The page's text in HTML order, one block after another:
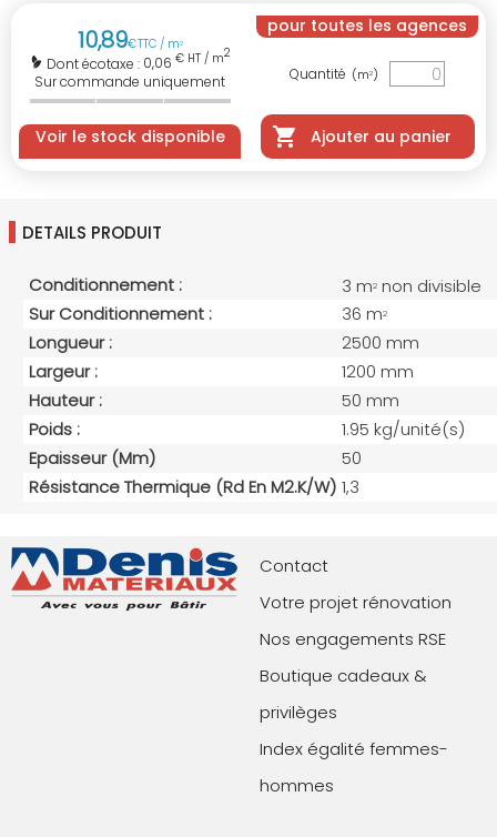
10,89€TTC / m2
Dont écotaxe : 0,06 € HT / m2
Sur commande uniquement
Voir le stock disponible
pour toutes les agences
Quantité (m2)
Ajouter au panier
DETAILS PRODUIT
Conditionnement : 3 m2 non divisible
Sur Conditionnement :
36 m2
Longueur :
2500 mm
Largeur :
1200 mm
Hauteur :
50 mm
Poids :
1.95 kg/unité(s)
Epaisseur (mm)
50
Résistance Thermique (Rd En M2.K/W) 1,3
Contact
Votre projet rénovation
Nos engagements RSE
Boutique cadeaux &
privilèges
Index égalité femmes-
hommes